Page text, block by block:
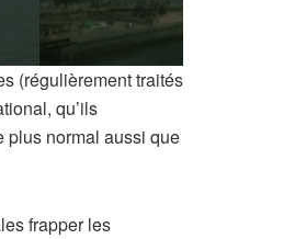
(régulièrement traités
qu’ils
plus normal aussi que
frapper les